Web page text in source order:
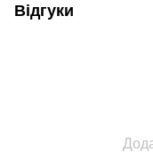
Відгуки